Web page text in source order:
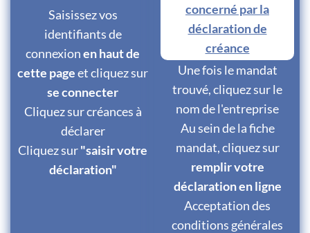
Saisissez vos
identifiants de
connexionen haut de
cette pageet cliquez sur
se connecter
Cliquez sur créances à
déclarer
Cliquez sur"saisir votre
déclaration"
concerné par la
déclaration de
créance
Une fois le mandat
trouvé, cliquez sur le
nom de l'entreprise
Au sein de la fiche
mandat, cliquez sur
remplir votre
déclaration en ligne
Acceptation des
conditions générales